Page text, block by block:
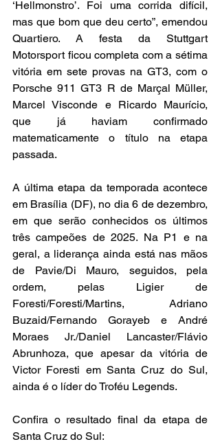
‘Hellmonstro’. Foi uma corrida difícil,
mas que bom que deu certo”, emendou
Quartiero. A festa da Stuttgart
Motorsport ficou completa com a sétima
vitória em sete provas na GT3, com o
Porsche 911 GT3 R de Marçal Müller,
Marcel Visconde e Ricardo Maurício,
que já haviam confirmado
matematicamente o título na etapa
passada.
A última etapa da temporada acontece
em Brasília (DF), no dia 6 de dezembro,
em que serão conhecidos os últimos
três campeões de 2025. Na P1 e na
geral, a liderança ainda está nas mãos
de Pavie/Di Mauro, seguidos, pela
ordem, pelas Ligier de
Foresti/Foresti/Martins, Adriano
Buzaid/Fernando Gorayeb e André
Moraes Jr./Daniel Lancaster/Flávio
Abrunhoza, que apesar da vitória de
Victor Foresti em Santa Cruz do Sul,
ainda é o líder do Troféu Legends.
Confira o resultado final da etapa de
Santa Cruz do Sul: